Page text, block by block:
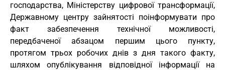
господарства, Міністерству цифрової трансформації,
Державному центру зайнятості поінформувати про
факт забезпечення технічної можливості,
передбаченої абзацом першим цього пункту,
протягом трьох робочих днів з дня такого факту,
шляхом опублікування відповідної інформації на